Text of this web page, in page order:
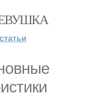
статьи